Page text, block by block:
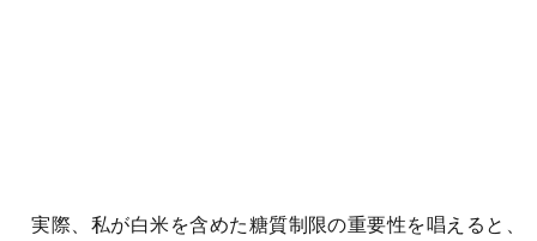
実際、私が白米を含めた糖質制限の重要性を唱えると、